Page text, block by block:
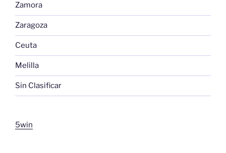
Zamora
Zaragoza
Ceuta
Melilla
Sin Clasificar
5win